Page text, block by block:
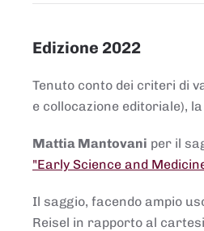
Edizione 2022
Tenuto conto dei criteri di
e collocazione editoriale),
Mattia Mantovani per il
"Early Science and
Il saggio, facendo ampio
Reisel in rapporto al